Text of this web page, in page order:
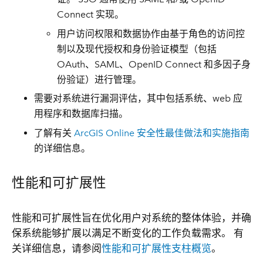
Connect 实现。
用户访问权限和数据协作由基于角色的访问控
制以及现代授权和身份验证模型（包括
OAuth、SAML、OpenID Connect 和多因子身
份验证）进行管理。
需要对系统进行漏洞评估，其中包括系统、web 应
用程序和数据库扫描。
了解有关ArcGIS Online 安全性最佳做法和实施指南
的详细信息。
性能和可扩展性
性能和可扩展性旨在优化用户对系统的整体体验，并确
保系统能够扩展以满足不断变化的工作负载需求。 有
关详细信息，请参阅性能和可扩展性支柱概览。